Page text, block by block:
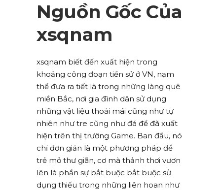
Nguồn Gốc Của
xsqnam
xsqnam biết đến xuất hiện trong
khoảng công đoạn tiền sử ở VN, nạm
thể đưa ra tiết là trong những làng quê
miền Bắc, nơi gia đình dân sử dụng
những vật liệu thoải mái cũng như tự
nhiên như tre cũng như đá để đã xuất
hiện trên thị trường Game. Ban đầu, nó
chỉ đơn giản là một phương pháp để
trẻ mỏ thư giãn, cơ mà thảnh thơi vươn
lên là phần sự bắt buộc bắt buộc sử
dụng thiếu trong những liên hoan như